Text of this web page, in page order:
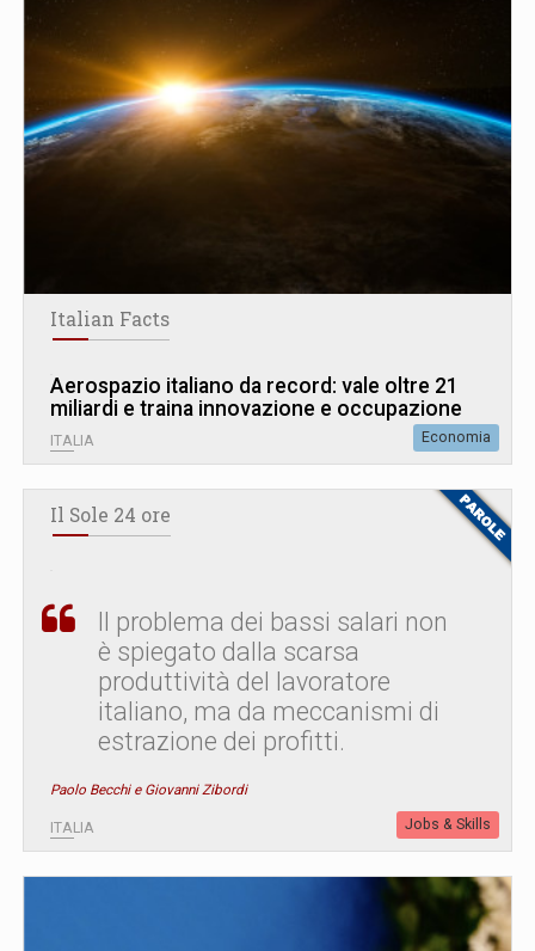
Italian Facts
Aerospazio italiano da record: vale oltre 21
miliardi e traina innovazione e occupazione
ITALIA Economia
Il Sole 24 ore
Il problema dei bassi salari non
è spiegato dalla scarsa
produttività del lavoratore
italiano, ma da meccanismi di
estrazione dei profitti.
Paolo Becchi e Giovanni Zibordi
ITALIA Jobs & Skills